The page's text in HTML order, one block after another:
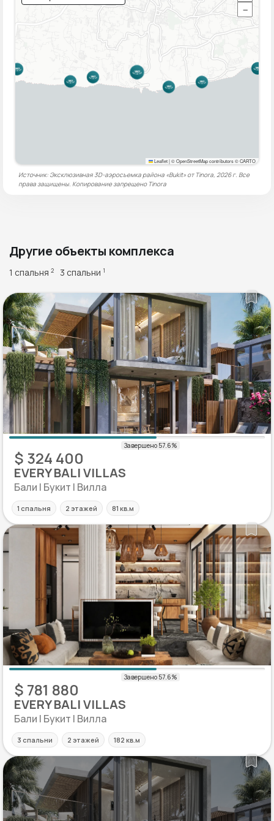
−
Leaflet|© OpenStreetMap contributors © CARTO
Источник: Эксклюзивная 3D-аэросъемка района «Bukit» от Tinora, 2026 г. Все
права защищены. Копирование запрещено Tinora
Другие объекты комплекса
1 спальня 2 3 спальни 1
$ 324 400
EVERY BALI VILLAS
Бали | Букит | Вилла
1 спальня 2 этажей 81 кв.м
$ 781 880
EVERY BALI VILLAS
Бали | Букит | Вилла
3 спальни 2 этажей 182 кв.м